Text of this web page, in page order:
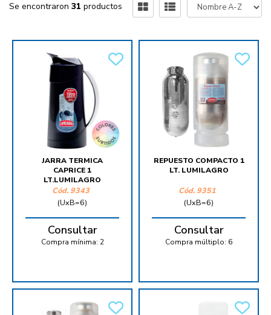
Se encontraron 31 productos
JARRA TERMICA
CAPRICE 1
LT.LUMILAGRO
Cód. 9343
(UxB=6)
Consultar
Compra mínima: 2
REPUESTO COMPACTO 1
LT. LUMILAGRO
Cód. 9351
(UxB=6)
Consultar
Compra múltiplo: 6